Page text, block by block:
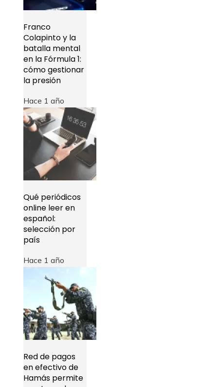
Franco
Colapinto y la
batalla mental
en la Fórmula 1:
cómo gestionar
la presión
Hace 1 año
Qué periódicos
online leer en
español:
selección por
país
Hace 1 año
Red de pagos
en efectivo de
Hamás permite